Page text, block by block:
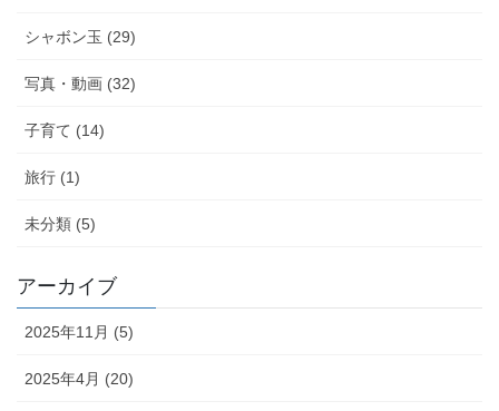
シャボン玉 (29)
写真・動画 (32)
子育て (14)
旅行 (1)
未分類 (5)
アーカイブ
2025年11月 (5)
2025年4月 (20)